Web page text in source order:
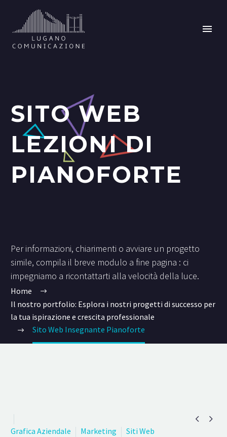
SITO WEB
LEZIONI DI
PIANOFORTE
Per informazioni, chiarimenti o avviare un progetto
simile, compila il breve modulo a fine pagina : ci
impegniamo a ricontattarti alla velocità della luce.
Home
Il nostro portfolio: Esplora i nostri progetti di successo per
la tua ispirazione e crescita professionale
Sito Web Insegnante Pianoforte
 
Grafica Aziendale Marketing Siti Web